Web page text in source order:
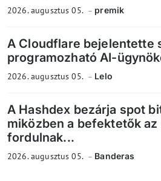
2026. augusztus 05. premik
A Cloudflare bejelentette
programozható AI-
2026. augusztus 05. Lelo
A Hashdex bezárja spot
miközben a befektetők az
fordulnak...
2026. augusztus 05. Banderas